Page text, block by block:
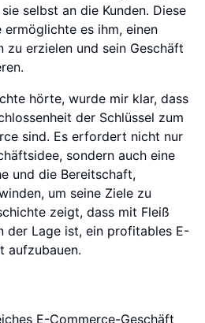
selbst an die Kunden. Diese
es ihm, einen
zu erzielen und sein Geschäft
hörte, wurde mir klar, dass
der Schlüssel zum
sind. Es erfordert nicht nur
sondern auch eine
und die Bereitschaft,
um seine Ziele zu
zeigt, dass mit Fleiß
der Lage ist, ein profitables E-
aufzubauen.